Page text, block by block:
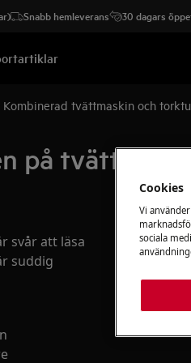
Snabb hemleverans 30 dagars
Kombinerad tvättmaskin och
på
svår att läsa
suddig
Cookies
Vi
sociala